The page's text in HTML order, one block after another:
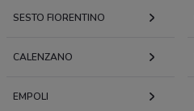
SESTO FIORENTINO
CALENZANO
EMPOLI